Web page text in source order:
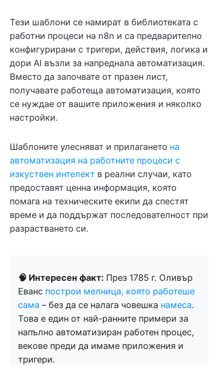
Тези шаблони се намират в библиотеката с
работни процеси на n8n и са предварително
конфигурирани с тригери, действия, логика и
дори AI възли за напреднала автоматизация.
Вместо да започвате от празен лист,
получавате работеща автоматизация, която
се нуждае от вашите приложения и няколко
настройки.
Шаблоните улесняват и прилагането на
автоматизация на работните процеси с
изкуствен интелект в реални случаи, като
предоставят ценна информация, която
помага на техническите екипи да спестят
време и да поддържат последователност при
разрастването си.
🧠 Интересен факт: През 1785 г. Оливър
Еванс построи мелница, която работеше
сама – без да се налага човешка намеса.
Това е един от най-ранните примери за
напълно автоматизиран работен процес,
векове преди да имаме приложения и
тригери.